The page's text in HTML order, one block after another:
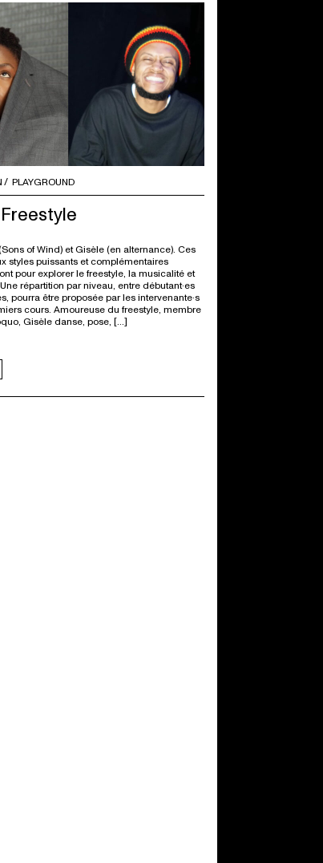
PLAYGROUND
of Wind) et Gisèle (en alternance). Ces
styles puissants et complémentaires
pour explorer le freestyle, la musicalité et
répartition par niveau, entre débutant·es
pourra être proposée par les intervenante·s
cours. Amoureuse du freestyle, membre
Gisèle danse, pose, […]